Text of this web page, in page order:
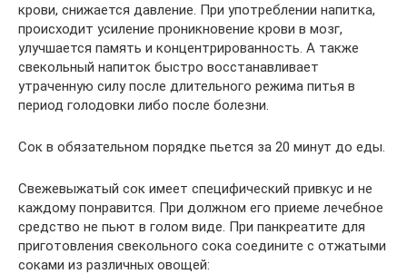
крови, снижается давление. При употреблении напитка,
происходит усиление проникновение крови в мозг,
улучшается память и концентрированность. А также
свекольный напиток быстро восстанавливает
утраченную силу после длительного режима питья в
период голодовки либо после болезни.
Сок в обязательном порядке пьется за 20 минут до еды.
Свежевыжатый сок имеет специфический привкус и не
каждому понравится. При должном его приеме лечебное
средство не пьют в голом виде. При панкреатите для
приготовления свекольного сока соедините с отжатыми
соками из различных овощей: